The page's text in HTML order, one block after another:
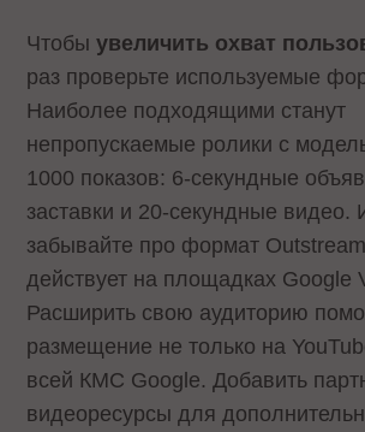
Чтобыувеличить охват
раз проверьте используемые
Наиболее подходящими станут
непропускаемые ролики с
1000 показов: 6-секундные
заставки и 20-секундные видео.
забывайте про формат
действует на площадках Google
Расширить свою аудиторию
размещение не только на
всей КМС Google. Добавить
видеоресурсы для